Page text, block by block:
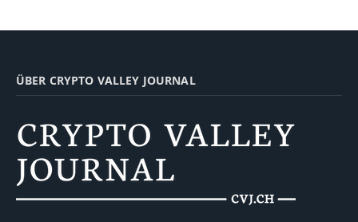
ÜBER CRYPTO VALLEY JOURNAL